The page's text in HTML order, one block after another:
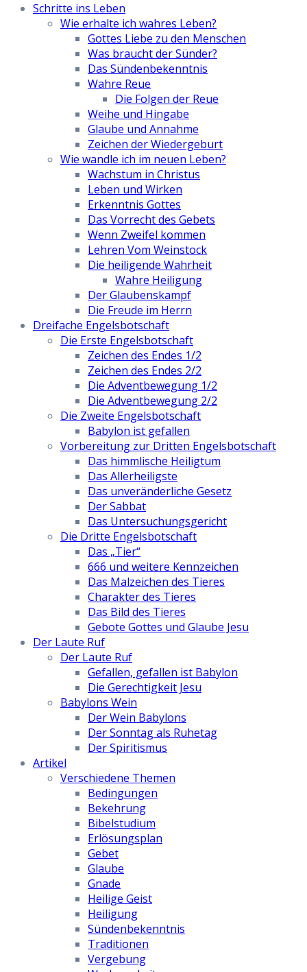
Schritte ins Leben
Wie erhalte ich wahres Leben?
Gottes Liebe zu den Menschen
Was braucht der Sünder?
Das Sündenbekenntnis
Wahre Reue
Die Folgen der Reue
Weihe und Hingabe
Glaube und Annahme
Zeichen der Wiedergeburt
Wie wandle ich im neuen Leben?
Wachstum in Christus
Leben und Wirken
Erkenntnis Gottes
Das Vorrecht des Gebets
Wenn Zweifel kommen
Lehren Vom Weinstock
Die heiligende Wahrheit
Wahre Heiligung
Der Glaubenskampf
Die Freude im Herrn
Dreifache Engelsbotschaft
Die Erste Engelsbotschaft
Zeichen des Endes 1/2
Zeichen des Endes 2/2
Die Adventbewegung 1/2
Die Adventbewegung 2/2
Die Zweite Engelsbotschaft
Babylon ist gefallen
Vorbereitung zur Dritten Engelsbotschaft
Das himmlische Heiligtum
Das Allerheiligste
Das unveränderliche Gesetz
Der Sabbat
Das Untersuchungsgericht
Die Dritte Engelsbotschaft
Das „Tier“
666 und weitere Kennzeichen
Das Malzeichen des Tieres
Charakter des Tieres
Das Bild des Tieres
Gebote Gottes und Glaube Jesu
Der Laute Ruf
Der Laute Ruf
Gefallen, gefallen ist Babylon
Die Gerechtigkeit Jesu
Babylons Wein
Der Wein Babylons
Der Sonntag als Ruhetag
Der Spiritismus
Artikel
Verschiedene Themen
Bedingungen
Bekehrung
Bibelstudium
Erlösungsplan
Gebet
Glaube
Gnade
Heilige Geist
Heiligung
Sündenbekenntnis
Traditionen
Vergebung